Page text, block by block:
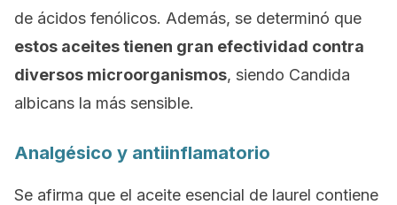
de ácidos fenólicos. Además, se determinó que
estos aceites tienen gran efectividad contra
diversos microorganismos, siendo Candida
albicans la más sensible.
Analgésico y antiinflamatorio
Se afirma que el aceite esencial de laurel contiene